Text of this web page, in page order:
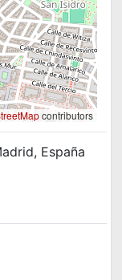
contributors
España